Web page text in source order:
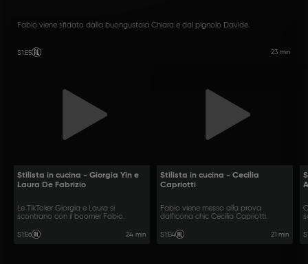
Fabio viene sfidato dalla buongustaia Chiara e dal pignolo Davide.
S1 :E5 23 min
Stilista in cucina - Giorgia Yin e
Laura De Fabrizio
Le TikToker Giorgia e Laura si
scontrano con il boomer Fabio.
S1 :E6 24 min
Stilista in cucina - Cecilia
Capriotti
Fabio viene messo alla prova
dall'icona chic Cecilia Capriotti.
S1 :E4 21 min